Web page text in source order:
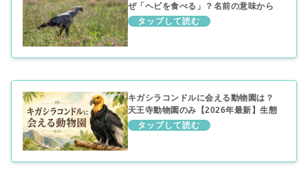
ぜ「ヘビを食べる」？名前の意味から
日本で会える場所まで
キガシラコンドルに会える動物園は？
天王寺動物園のみ【2026年最新】生態
と特徴まとめ